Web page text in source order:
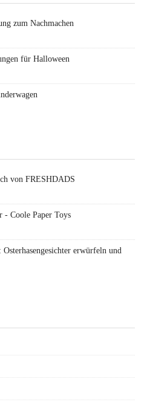
zum Nachmachen
für Halloween
von FRESHDADS
- Coole Paper Toys
erwürfeln und